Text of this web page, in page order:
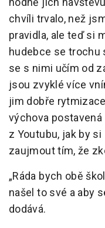
chvíli trvalo, než
pravidla, ale teď si
hudebce se trochu
se s nimi učím od
jsou zvyklé více
jim dobře
výchova
z Youtubu, jak by
zaujmout tím, že
„Ráda bych obě
našel to své a aby
dodává.